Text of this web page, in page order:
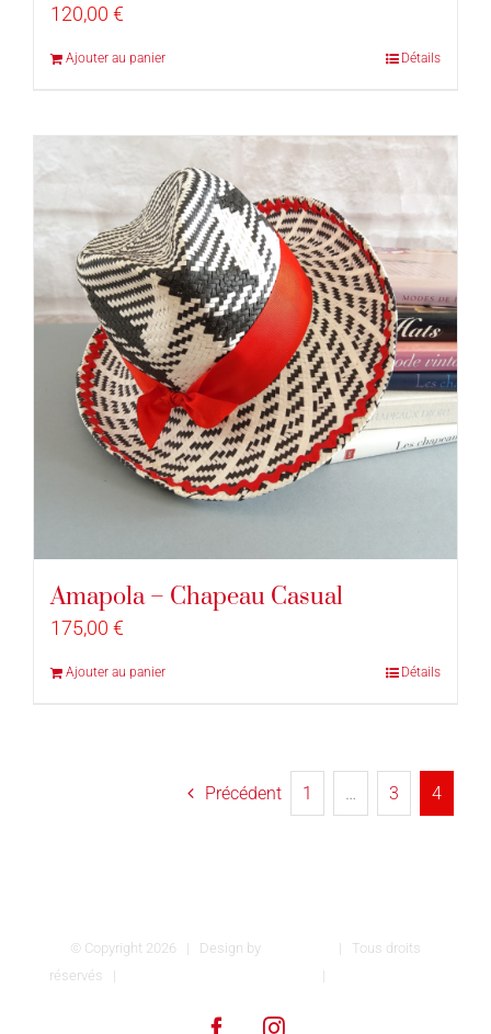
120,00 €
Ajouter au panier Détails
Amapola – Chapeau Casual
175,00 €
Ajouter au panier Détails
Précédent 1 3 4
© Copyright 2026 | Design by
| Tous droits
réservés |
|
FacebookInstagram